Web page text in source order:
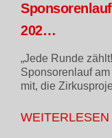
202…
„Jede Runde
Sponsorenlauf
mit, die
WEITERLESEN